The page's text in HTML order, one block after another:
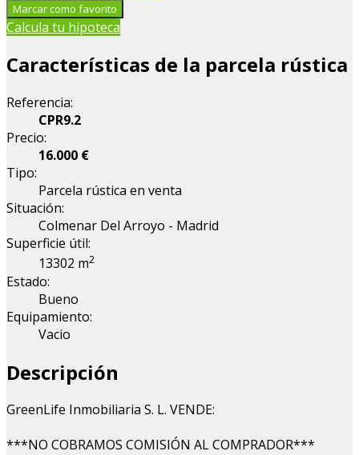
Marcar como favorito
Calcula tu hipoteca
Características de la parcela rústica
Referencia:
CPR9.2
Precio:
16.000 €
Tipo:
Parcela rústica en venta
Situación:
Colmenar Del Arroyo - Madrid
Superficie útil:
13302 m2
Estado:
Bueno
Equipamiento:
Vacio
Descripción
GreenLife Inmobiliaria S. L. VENDE:
***NO COBRAMOS COMISIÓN AL COMPRADOR***